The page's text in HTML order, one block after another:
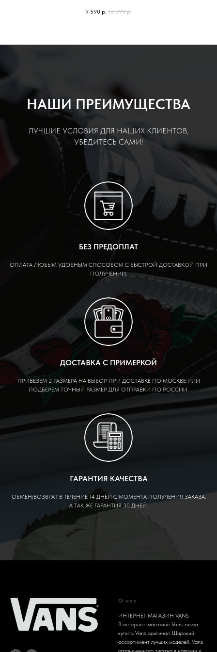
9 590 р. 12 390 р.
НАШИ ПРЕИМУЩЕСТВА
ЛУЧШИЕ УСЛОВИЯ ДЛЯ НАШИХ КЛИЕНТОВ,
УБЕДИТЕСЬ САМИ!
БЕЗ ПРЕДОПЛАТ
ОПЛАТА ЛЮБЫМ УДОБНЫМ СПОСОБОМ С БЫСТРОЙ ДОСТАВКОЙ ПРИ
ПОЛУЧЕНИИ.
ДОСТАВКА С ПРИМЕРКОЙ
ПРИВЕЗЕМ 2 РАЗМЕРА НА ВЫБОР ПРИ ДОСТАВКЕ ПО МОСКВЕ ИЛИ
ПОДБЕРЕМ ТОЧНЫЙ РАЗМЕР ДЛЯ ОТПРАВКИ ПО РОССИИ.
ГАРАНТИЯ КАЧЕСТВА
ОБМЕН/ВОЗВРАТ В ТЕЧЕНИЕ 14 ДНЕЙ С МОМЕНТА ПОЛУЧЕНИЯ ЗАКАЗА.
А ТАК ЖЕ ГАРАНТИЯ 30 ДНЕЙ.
О нас
ИНТЕРНЕТ МАГАЗИН VANS
В интернет-магазине Vans-russia
купить Vans оригинал. Широкий
ассортимент лучших моделей. Vans
ограниченного тиража в наличии и